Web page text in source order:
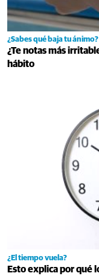
¿Sabes qué baja tu ánimo?
¿Te notas más
hábito
¿El tiempo vuela?
Esto explica por qué